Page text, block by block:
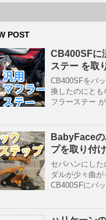
POST
CB400SFに
ステー を取
CB400SFをバ
換したのにとも
フラーステー
BabyFace
プを取り付け
セパハンにし
ダルが少々曲が
CB400SFにバ